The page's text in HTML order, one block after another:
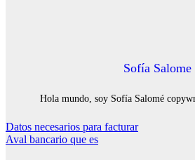
Sofía Salome
Hola mundo, soy Sofía Salomé
Navegación
de
Datos necesarios para facturar
Aval bancario que es